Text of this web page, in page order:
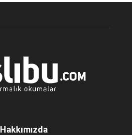
Hakkımızda